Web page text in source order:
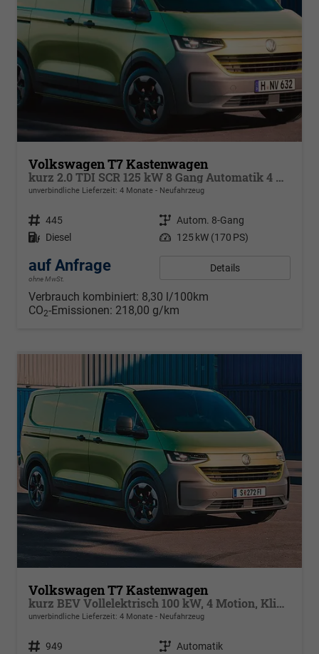
Volkswagen T7 Kastenwagen
kurz 2.0 TDI SCR 125 kW 8 Gang Automatik 4 Motion, Klima, 70 L Tank, Außenspiegel elektrisch klappbar, Fahrerassistenzpaket
unverbindliche Lieferzeit: 4 Monate Neufahrzeug
Fahrzeugnr. 445 Getriebe Autom. 8-Gang
Kraftstoff Diesel Leistung 125 kW (170 PS)
auf Anfrage
ohne MwSt.
Details
Verbrauch kombiniert: 8,30 l/100km
CO2-Emissionen: 218,00 g/km
Volkswagen T7 Kastenwagen
kurz BEV Vollelektrisch 100 kW, 4 Motion, Klimaautomatik für 1 Zone, Außenspiegel elektrisch klappbar, Batterie 70 kWh netto
unverbindliche Lieferzeit: 4 Monate Neufahrzeug
Fahrzeugnr. 949 Getriebe Automatik